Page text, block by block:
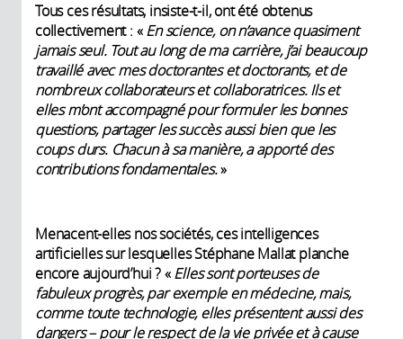
Tous ces résultats, insiste-t-il, ont été obtenus
collectivement : «En science, on n’avance quasiment
jamais seul. Tout au long de ma carrière, j’ai beaucoup
travaillé avec mesdoctorantes et doctorants, et de
nombreux collaborateurs et collaboratrices. Ils et
elles m’ont accompagné pour formuler les bonnes
questions, partager les succès aussi bien que les
coups durs. Chacun à sa manière, a apporté des
contributions fondamentales.»
Menacent-elles nos sociétés, ces intelligences
artificielles sur lesquelles Stéphane Mallat planche
encore aujourd’hui ? «Elles sont porteuses de
fabuleux progrès, par exemple en médecine, mais,
comme toute technologie, elles présentent aussi des
dangers – pour le respect de la vie privée et à cause